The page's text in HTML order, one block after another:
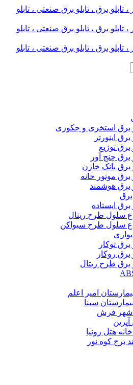
برق استخری و جکوزی
برق اینورتر
برق توزیع
برق چنج آور
برق بانک خازن
برق موتور خانه
برق هوشمند
برق
برق ایستاده
سلول طرح ریتال
سلول طرح سیواکن
برق توکار
برق روکار
برق طرح ریتال
امیر اعلم
سینا
شهر فرش
آپرین
هتل رونیا
برج کوه نور